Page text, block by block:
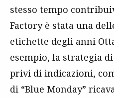
stesso tempo
Factory è stata una
etichette degli anni
esempio, la strategia
privi di indicazioni,
di “Blue Monday”